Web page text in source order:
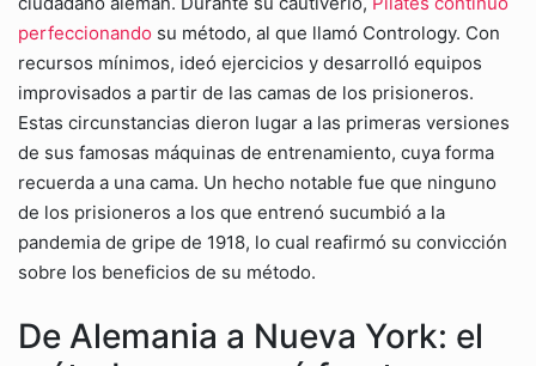
perfeccionando su método, al que llamó Contrology. Con
recursos mínimos, ideó ejercicios y desarrolló equipos
improvisados a partir de las camas de los prisioneros.
Estas circunstancias dieron lugar a las primeras versiones
de sus famosas máquinas de entrenamiento, cuya forma
recuerda a una cama. Un hecho notable fue que ninguno
de los prisioneros a los que entrenó sucumbió a la
pandemia de gripe de 1918, lo cual reafirmó su convicción
sobre los beneficios de su método.
De Alemania a Nueva York: el